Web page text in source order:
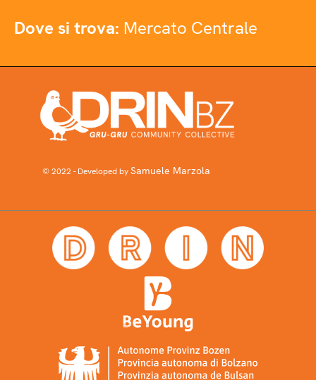
Dove si trova: Mercato Centrale
© 2022 - Developed bySamuele Marzola